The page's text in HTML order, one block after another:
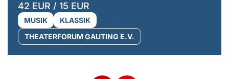
42 EUR / 15 EUR
MUSIK
KLASSIK
THEATERFORUM GAUTING E.V.